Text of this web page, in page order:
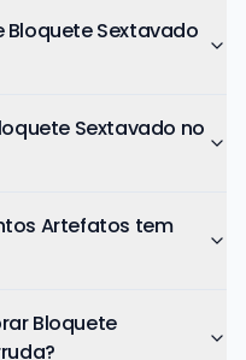
Sextavado
Sextavado no
Artefatos tem
Bloquete